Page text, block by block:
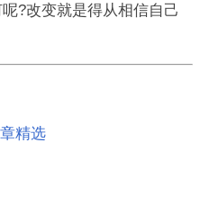
?改变就是得从相信自己
精选